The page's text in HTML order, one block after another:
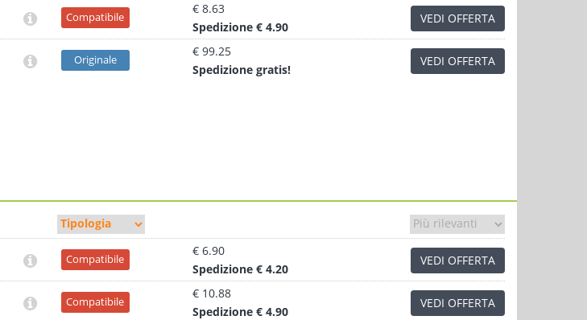
Compatibile
€ 8.63
Spedizione € 4.90
VEDI OFFERTA
Originale
€ 99.25
Spedizione gratis!
VEDI OFFERTA
Compatibile
€ 6.90
Spedizione € 4.20
VEDI OFFERTA
Compatibile
€ 10.88
Spedizione € 4.90
VEDI OFFERTA